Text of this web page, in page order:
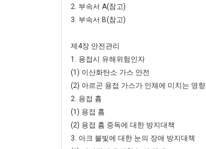
2. 부속서 A(참고)
3. 부속서 B(참고)
제4장 안전관리
1. 용접시 유해위험인자
(1) 이산화탄소 가스 안전
(2) 아르곤 용접 가스가 인체에 미치는 영향
2. 용접 흄
(1) 용접 흄
(2) 용접 흄 중독에 대한 방지대책
3. 아크 불빛에 대한 눈의 장애 방지대책